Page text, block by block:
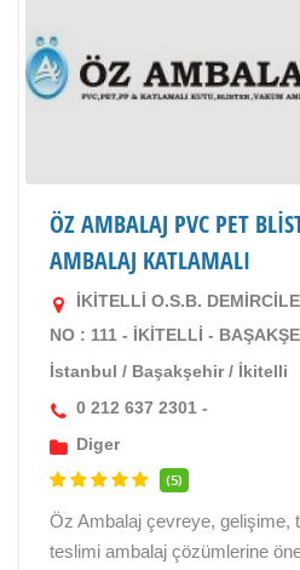
ÖZ AMBALAJ PVC PET
AMBALAJ KATLAMALI
İKİTELLİ O.S.B.
NO : 111 - İKİTELLİ -
İstanbul / Başakşehir/ İkitelli
0 212 637 2301 -
Diger
(5)
Öz Ambalaj çevreye, gelişime,
teslimi ambalaj çözümlerine